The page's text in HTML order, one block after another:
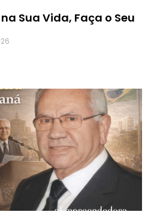
Sua Vida, Faça o Seu